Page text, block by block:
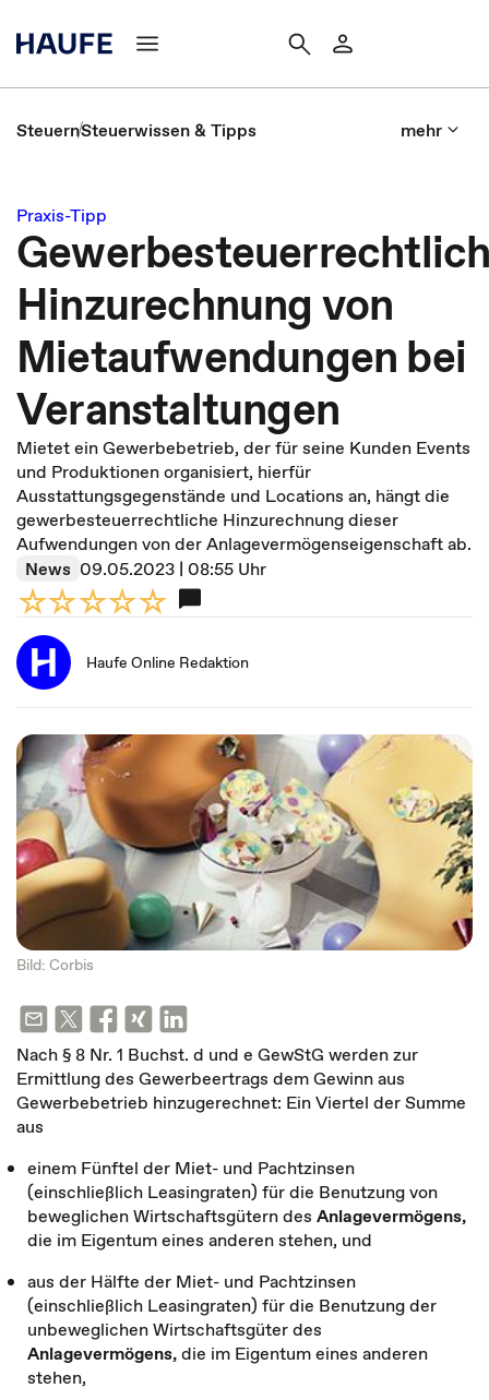
SteuernSteuerwissen & Tipps mehr
Praxis-Tipp
Hinzurechnung von
Mietaufwendungen bei
Veranstaltungen
Mietet ein Gewerbebetrieb, der für seine Kunden Events
und Produktionen organisiert, hierfür
Ausstattungsgegenstände und Locations an, hängt die
gewerbesteuerrechtliche Hinzurechnung dieser
Aufwendungen von der Anlagevermögenseigenschaft ab.
News 09.05.2023 | 08:55 Uhr
Haufe Online Redaktion
Bild: Corbis
Nach § 8 Nr. 1 Buchst. d und e GewStG werden zur
Ermittlung des Gewerbeertrags dem Gewinn aus
Gewerbebetrieb hinzugerechnet: Ein Viertel der Summe
aus
einem Fünftel der Miet- und Pachtzinsen
(einschließlich Leasingraten) für die Benutzung von
beweglichen Wirtschaftsgütern des Anlagevermögens,
die im Eigentum eines anderen stehen, und
aus der Hälfte der Miet- und Pachtzinsen
(einschließlich Leasingraten) für die Benutzung der
unbeweglichen Wirtschaftsgüter des
Anlagevermögens,die im Eigentum eines anderen
stehen,